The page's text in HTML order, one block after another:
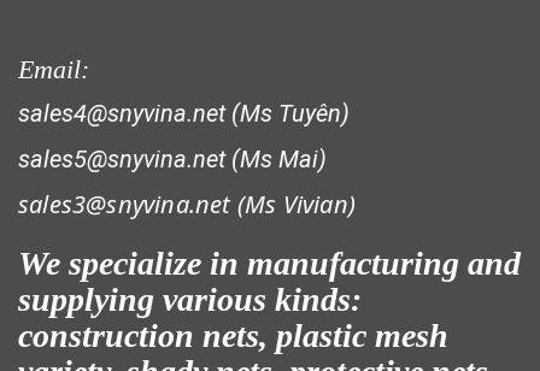
Email:
sales4@snyvina.net (Ms Tuyên)
sales5@snyvina.net (Ms Mai)
sales3@snyvina.net (Ms Vivian)
We specialize in manufacturing and
supplying various kinds:
construction nets, plastic mesh